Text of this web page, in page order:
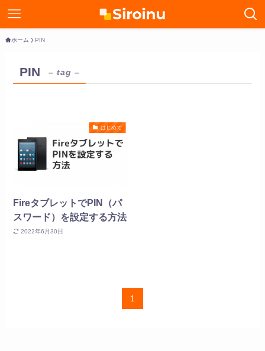
ホーム PIN
PIN – tag –
はじめて
FireタブレットでPIN（パ
スワード）を設定する方法
2022年6月30日
1